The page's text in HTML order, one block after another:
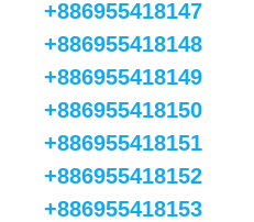
+886955418147
+886955418148
+886955418149
+886955418150
+886955418151
+886955418152
+886955418153